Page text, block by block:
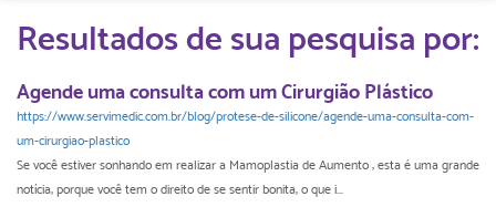
Resultados de sua pesquisa por:
Agende uma consulta com um Cirurgião Plástico
https://www.servimedic.com.br/blog/protese-de-silicone/agende-uma-consulta-com-
um-cirurgiao-plastico
Se você estiver sonhando em realizar a Mamoplastia de Aumento , esta é uma grande
notícia, porque você tem o direito de se sentir bonita, o que i...